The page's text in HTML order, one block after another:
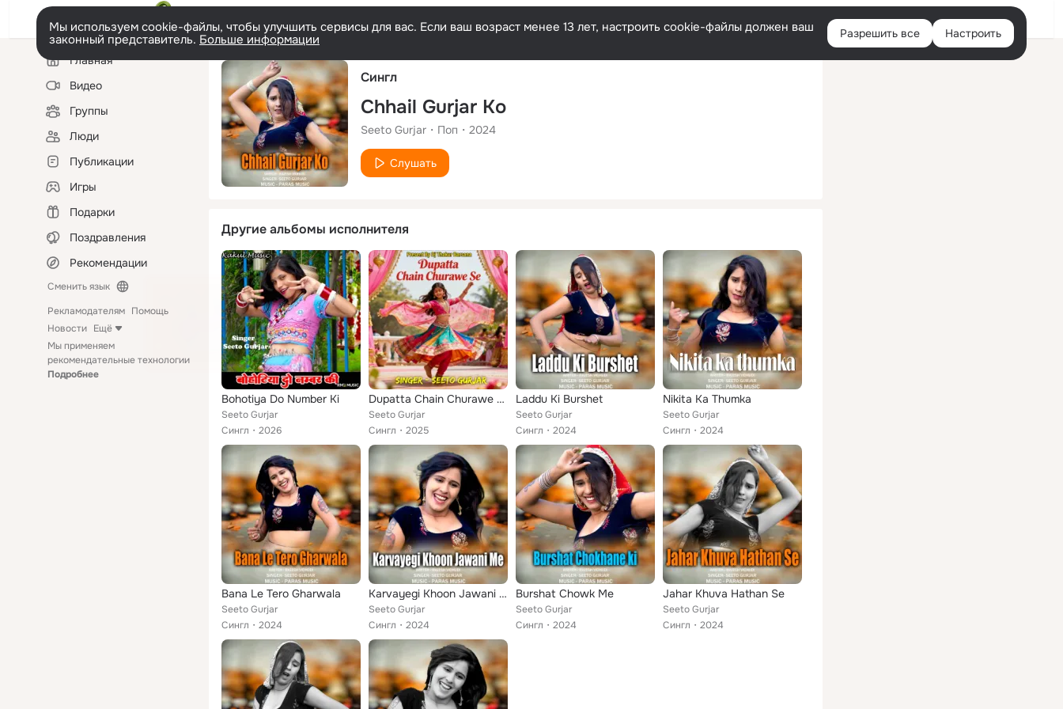
Русский Войти
Мы используем cookie-файлы, чтобы улучшить сервисы для вас. Если ваш возраст менее 13 лет, настроить cookie-файлы должен ваш
законный представитель. Больше информации Разрешить все Настроить
Левая
колонкаГлавная
Видео
Группы
Люди
Публикации
Игры
Подарки
Поздравления
Рекомендации
Сменить язык
Рекламодателям Помощь
Новости Ещё
Мы применяем
рекомендательные технологии
Подробнее
Сингл
Chhail Gurjar Ko
Seeto Gurjar Поп 2024
Слушать
Другие альбомы исполнителя
Bohotiya Do Number Ki
Seeto Gurjar
Сингл
2026
Dupatta Chain Churawe Se
Seeto Gurjar
Сингл
2025
Laddu Ki Burshet
Seeto Gurjar
Сингл
2024
Nikita Ka Thumka
Seeto Gurjar
Сингл
2024
Bana Le Tero Gharwala
Seeto Gurjar
Сингл
2024
Karvayegi Khoon Jawani Me
Seeto Gurjar
Сингл
2024
Burshat Chowk Me
Seeto Gurjar
Сингл
2024
Jahar Khuva Hathan Se
Seeto Gurjar
Сингл
2024